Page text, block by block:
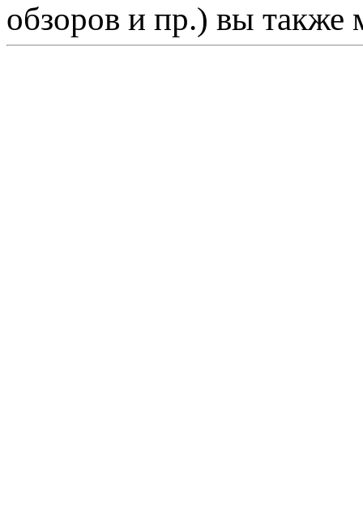
обзоров и пр.) вы также